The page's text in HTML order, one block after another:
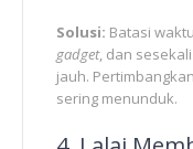
Solusi: Batasi
gadget, dan
jauh.
sering menunduk.